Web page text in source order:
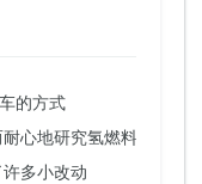
的方式
心地研究氢燃料电池
多小改动